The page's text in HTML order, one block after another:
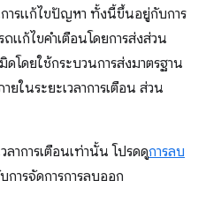
ารแก้ไขปัญหา ทั้งนี้ขึ้นอยู่กับการ
แก้ไขคำเตือนโดยการส่งส่วน
โดยใช้กระบวนการส่งมาตรฐาน
ยในระยะเวลาการเตือน ส่วน
าการเตือนเท่านั้น โปรดดูการลบ
ารจัดการการลบออก